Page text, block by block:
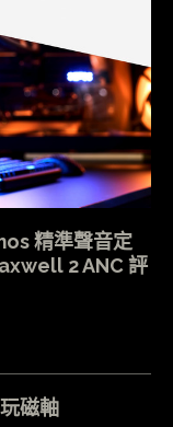
精準聲音定
2 ANC 評
磁軸